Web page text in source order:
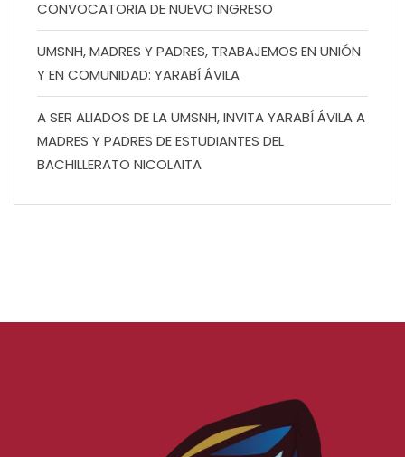
CONVOCATORIA DE NUEVO INGRESO
UMSNH, MADRES Y PADRES, TRABAJEMOS EN UNIÓN
Y EN COMUNIDAD: YARABÍ ÁVILA
A SER ALIADOS DE LA UMSNH, INVITA YARABÍ ÁVILA A
MADRES Y PADRES DE ESTUDIANTES DEL
BACHILLERATO NICOLAITA